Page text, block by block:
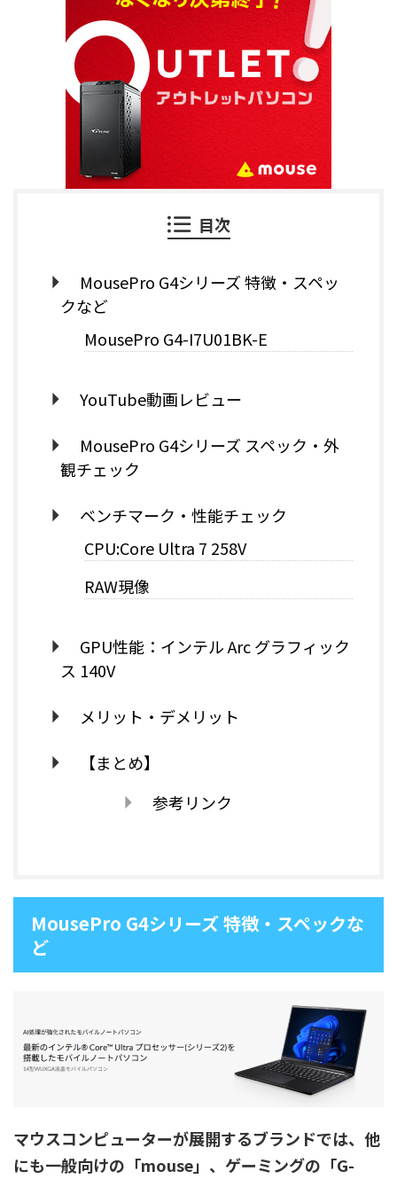
目次
MousePro G4シリーズ 特徴・スペッ
クなど
MousePro G4-I7U01BK-E
YouTube動画レビュー
MousePro G4シリーズ スペック・外
観チェック
ベンチマーク・性能チェック
CPU:Core Ultra 7 258V
RAW現像
GPU性能：インテル Arc グラフィック
ス 140V
メリット・デメリット
【まとめ】
参考リンク
MousePro G4シリーズ 特徴・スペックな
ど
マウスコンピューターが展開するブランドでは、他
にも一般向けの「mouse」、ゲーミングの「G-